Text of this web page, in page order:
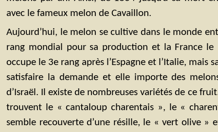
avec le fameux melon de Cavaillon.
Aujourd’hui, le melon se cultive dans le monde
rang mondial pour sa production et la France le
occupe le 3e rang après l’Espagne et l’Italie, mais
satisfaire la demande et elle importe des
d’Israël. Il existe de nombreuses variétés de ce
trouvent le « cantaloup charentais », le «
semble recouverte d’une résille, le « vert olive »